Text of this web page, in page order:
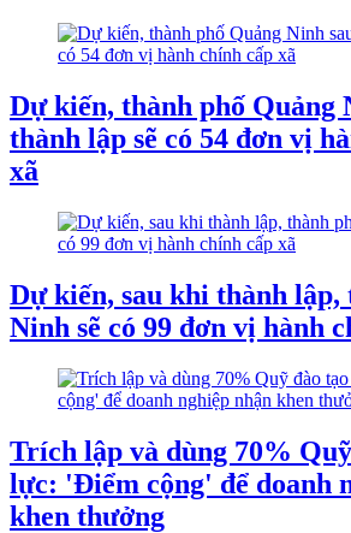
Dự kiến, thành phố Quảng
thành lập sẽ có 54 đơn vị
xã
Dự kiến, sau khi thành lập,
Ninh sẽ có 99 đơn vị hành
Trích lập và dùng 70%
lực: 'Điểm cộng' để doanh
khen thưởng